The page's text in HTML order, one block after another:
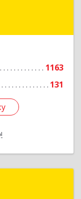
1163
131
Подробнее